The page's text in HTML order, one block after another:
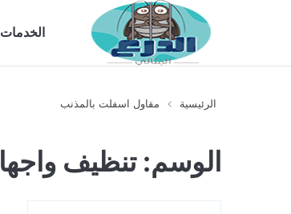
الرئيسية مقاول اسفلت بالمذنب
الوسم:تنظيف